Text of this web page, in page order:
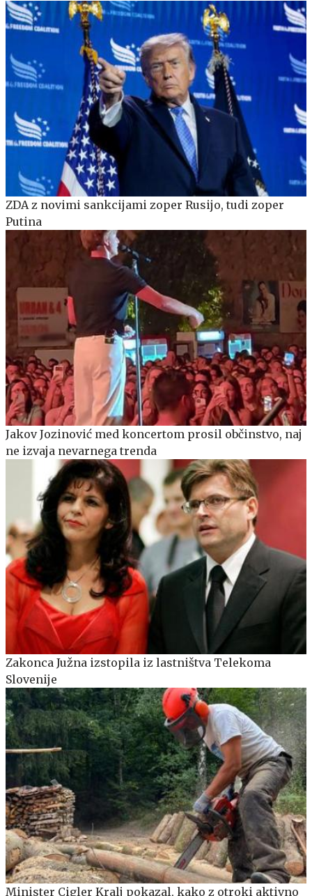
ZDA z novimi sankcijami zoper Rusijo, tudi zoper
Putina
Jakov Jozinović med koncertom prosil občinstvo, naj
ne izvaja nevarnega trenda
Zakonca Južna izstopila iz lastništva Telekoma
Slovenije
Minister Cigler Kralj pokazal, kako z otroki aktivno